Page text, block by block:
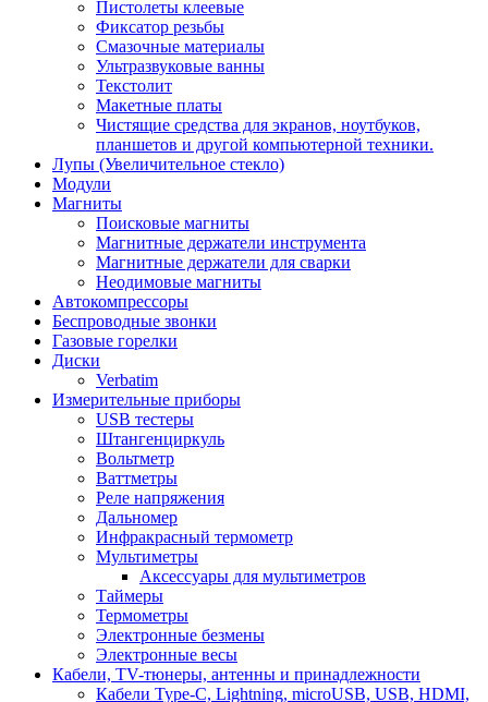
Пистолеты клеевые
Фиксатор резьбы
Смазочные материалы
Ультразвуковые ванны
Текстолит
Макетные платы
Чистящие средства для экранов, ноутбуков,
планшетов и другой компьютерной техники.
Лупы (Увеличительное стекло)
Модули
Магниты
Поисковые магниты
Магнитные держатели инструмента
Магнитные держатели для сварки
Неодимовые магниты
Автокомпрессоры
Беспроводные звонки
Газовые горелки
Диски
Verbatim
Измерительные приборы
USB тестеры
Штангенциркуль
Вольтметр
Ваттметры
Реле напряжения
Дальномер
Инфракрасный термометр
Мультиметры
Аксессуары для мультиметров
Таймеры
Термометры
Электронные безмены
Электронные весы
Кабели, TV-тюнеры, антенны и принадлежности
Кабели Type-C, Lightning, microUSB, USB, HDMI,